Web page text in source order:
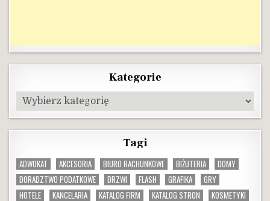
Kategorie
Kategorie
Tagi
ADWOKAT AKCESORIA BIURO RACHUNKOWE BIŻUTERIA
DOMY
DORADZTWO PODATKOWE
DRZWI FLASH GRAFIKA
GRY
HOTELE
KANCELARIA KATALOG FIRM KATALOG STRON KOSMETYKI